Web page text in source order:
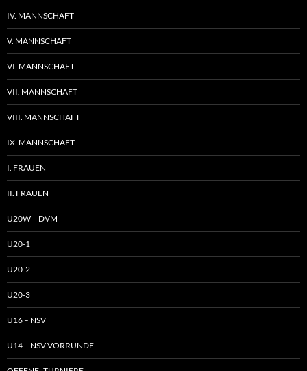
IV. MANNSCHAFT
V. MANNSCHAFT
VI. MANNSCHAFT
VII. MANNSCHAFT
VIII. MANNSCHAFT
IX. MANNSCHAFT
I. FRAUEN
II. FRAUEN
U20W – DVM
U20-1
U20-2
U20-3
U16 – NSV
U14 – NSV VORRUNDE